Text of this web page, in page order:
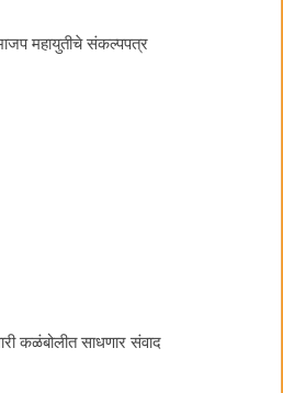
भाजप महायुतीचे संकल्पपत्र
कळंबोलीत साधणार संवाद